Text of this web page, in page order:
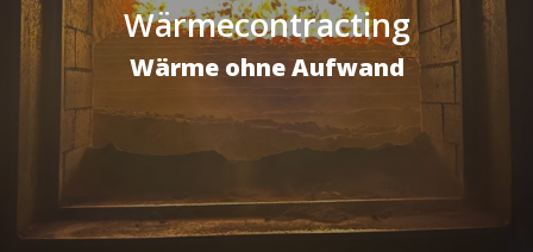
Wärmecontracting
Wärme ohne Aufwand